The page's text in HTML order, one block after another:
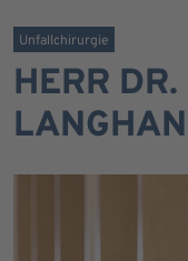
Unfallchirurgie
HERR